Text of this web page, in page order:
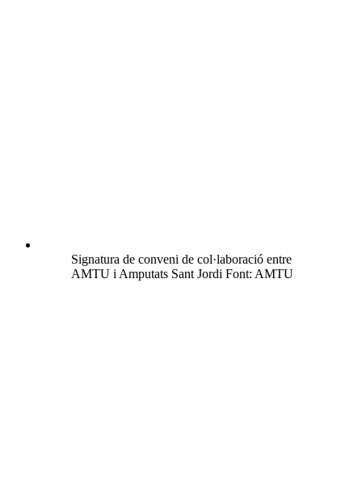
Signatura de conveni de col·laboració entre
AMTU i Amputats Sant Jordi Font: AMTU